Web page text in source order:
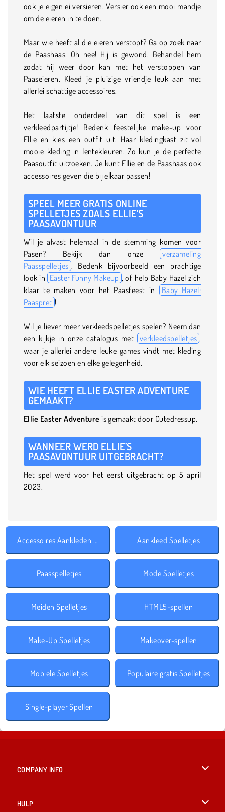
ook je eigen ei versieren. Versier ook een mooi mandje
om de eieren in te doen.
Maar wie heeft al die eieren verstopt? Ga op zoek naar
de Paashaas. Oh nee! Hij is gewond. Behandel hem
zodat hij weer door kan met het verstoppen van
Paaseieren. Kleed je pluizige vriendje leuk aan met
allerlei schattige accessoires.
Het laatste onderdeel van dit spel is een
verkleedpartijtje! Bedenk feestelijke make-up voor
Ellie en kies een outfit uit. Haar kledingkast zit vol
mooie kleding in lentekleuren. Zo kun je de perfecte
Paasoutfit uitzoeken. Je kunt Ellie en de Paashaas ook
accessoires geven die bij elkaar passen!
SPEEL MEER GRATIS ONLINE
SPELLETJES ZOALS ELLIE’S
PAASAVONTUUR
Wil je alvast helemaal in de stemming komen voor
Pasen? Bekijk dan onze verzameling
Paasspelletjes . Bedenk bijvoorbeeld een prachtige
look in Easter Funny Makeup , of help Baby Hazel zich
klaar te maken voor het Paasfeest in
Baby Hazel:
Paaspret !
Wil je liever meer verkleedspelletjes spelen? Neem dan
een kijkje in onze catalogus met verkleedspelletjes ,
waar je allerlei andere leuke games vindt met kleding
voor elk seizoen en elke gelegenheid.
WIE HEEFT ELLIE EASTER ADVENTURE
GEMAAKT?
Ellie Easter Adventure is gemaakt door Cutedressup.
WANNEER WERD ELLIE’S
PAASAVONTUUR UITGEBRACHT?
Het spel werd voor het eerst uitgebracht op 5 april
2023.
Accessoires Aankleden Spelletjes Aankleed Spelletjes
Paasspelletjes Mode Spelletjes
Meiden Spelletjes HTML5-spellen
Make-Up Spelletjes Makeover-spellen
Mobiele Spelletjes Populaire gratis Spelletjes
Single-player Spellen
COMPANY INFO
HULP